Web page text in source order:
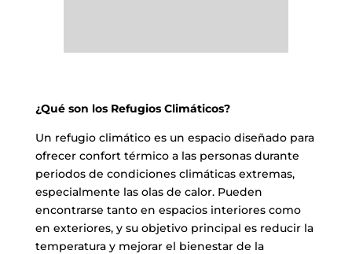
¿Qué son los Refugios Climáticos?
Un refugio climático es un espacio diseñado para
ofrecer confort térmico a las personas durante
periodos de condiciones climáticas extremas,
especialmente las olas de calor. Pueden
encontrarse tanto en espacios interiores como
en exteriores, y su objetivo principal es reducir la
temperatura y mejorar el bienestar de la